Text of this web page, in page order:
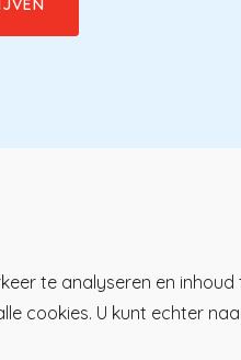
te analyseren en inhoud
cookies. U kunt echter